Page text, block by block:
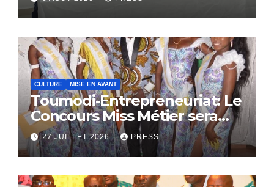
CULTURE MISE EN AVANT
Toumodi-Entrepreneuriat: Le
Concours Miss Métier sera
bientôt lance.
27 JUILLET 2026 PRESS